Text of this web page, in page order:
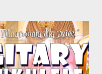
13
wrz